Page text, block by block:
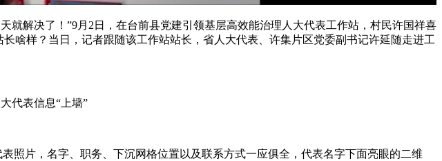
解决了！”9月2日，在台前县党建引领基层高效能治理人大代表工作站，村民许国祥喜
啥样？当日，记者跟随该工作站站长，省人大代表、许集片区党委副书记许延随走进工
代表信息“上墙”
片，名字、职务、下沉网格位置以及联系方式一应俱全，代表名字下面亮眼的二维